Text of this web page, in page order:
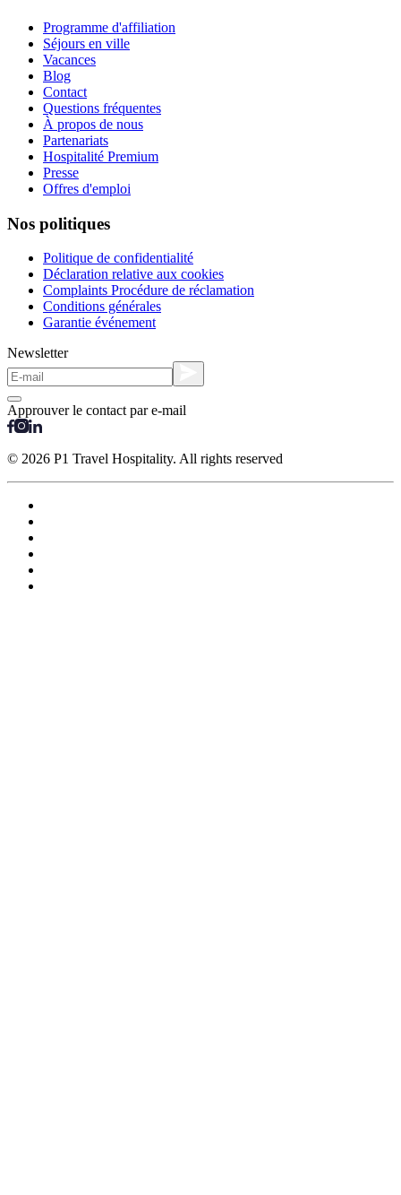
Programme d'affiliation
Séjours en ville
Vacances
Blog
Contact
Questions fréquentes
À propos de nous
Partenariats
Hospitalité Premium
Presse
Offres d'emploi
Nos politiques
Politique de confidentialité
Déclaration relative aux cookies
Complaints Procédure de réclamation
Conditions générales
Garantie événement
Newsletter
Approuver le contact par e-mail
© 2026 P1 Travel Hospitality. All rights reserved